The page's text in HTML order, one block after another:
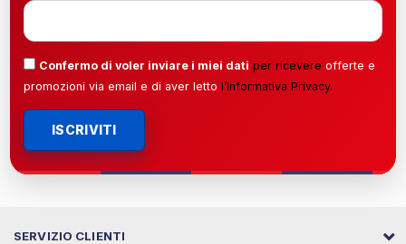
Confermo di voler inviare i miei dati per ricevere offerte e
promozioni via email e di aver letto l’Informativa Privacy.
ISCRIVITI
SERVIZIO CLIENTI